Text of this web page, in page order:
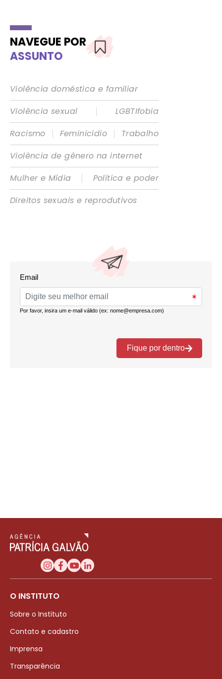
NAVEGUE POR
ASSUNTO
Violência doméstica e familiar
Violência sexual
|
LGBTIfobia
Racismo
| Feminicídio |
Trabalho
Violência de gênero na internet
Mulher e Mídia
|
Política e poder
Direitos sexuais e reprodutivos
O INSTITUTO
Sobre o Instituto
Contato e cadastro
Imprensa
Transparência